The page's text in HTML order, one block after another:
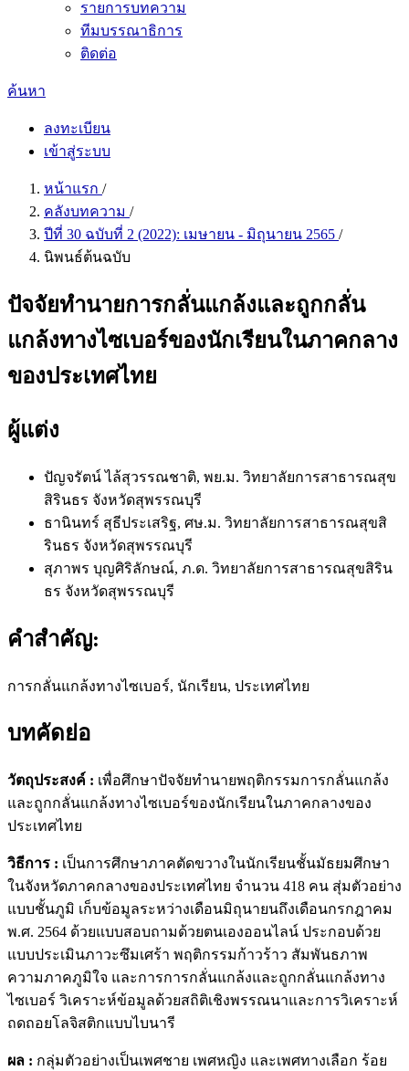
รายการบทความ
ทีมบรรณาธิการ
ติดต่อ
ค้นหา
ลงทะเบียน
เข้าสู่ระบบ
หน้าแรก /
คลังบทความ /
ปีที่ 30 ฉบับที่ 2 (2022): เมษายน - มิถุนายน 2565 /
นิพนธ์ต้นฉบับ
ปัจจัยทำนายการกลั่นแกล้งและถูกกลั่น
แกล้งทางไซเบอร์ของนักเรียนในภาคกลาง
ของประเทศไทย
ผู้แต่ง
ปัญจรัตน์ ไล้สุวรรณชาติ, พย.ม. วิทยาลัยการสาธารณสุข
สิรินธร จังหวัดสุพรรณบุรี
ธานินทร์ สุธีประเสริฐ, ศษ.ม. วิทยาลัยการสาธารณสุขสิ
รินธร จังหวัดสุพรรณบุรี
สุภาพร บุญศิริลักษณ์, ภ.ด. วิทยาลัยการสาธารณสุขสิริน
ธร จังหวัดสุพรรณบุรี
คำสำคัญ:
การกลั่นแกล้งทางไซเบอร์, นักเรียน, ประเทศไทย
บทคัดย่อ
วัตถุประสงค์ : เพื่อศึกษาปัจจัยทำนายพฤติกรรมการกลั่นแกล้ง
และถูกกลั่นแกล้งทางไซเบอร์ของนักเรียนในภาคกลางของ
ประเทศไทย
วิธีการ : เป็นการศึกษาภาคตัดขวางในนักเรียนชั้นมัธยมศึกษา
ในจังหวัดภาคกลางของประเทศไทย จำนวน 418 คน สุ่มตัวอย่าง
แบบชั้นภูมิ เก็บข้อมูลระหว่างเดือนมิถุนายนถึงเดือนกรกฎาคม
พ.ศ. 2564 ด้วยแบบสอบถามด้วยตนเองออนไลน์ ประกอบด้วย
แบบประเมินภาวะซึมเศร้า พฤติกรรมก้าวร้าว สัมพันธภาพ
ความภาคภูมิใจ และการการกลั่นแกล้งและถูกกลั่นแกล้งทาง
ไซเบอร์ วิเคราะห์ข้อมูลด้วยสถิติเชิงพรรณนาและการวิเคราะห์
ถดถอยโลจิสติกแบบไบนารี
ผล : กลุ่มตัวอย่างเป็นเพศชาย เพศหญิง และเพศทางเลือก ร้อย